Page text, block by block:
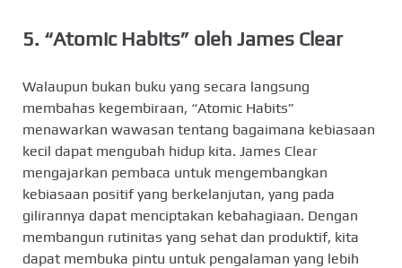
5. “Atomic Habits” oleh James Clear
Walaupun bukan buku yang secara langsung
membahas kegembiraan, “Atomic Habits”
menawarkan wawasan tentang bagaimana kebiasaan
kecil dapat mengubah hidup kita. James Clear
mengajarkan pembaca untuk mengembangkan
kebiasaan positif yang berkelanjutan, yang pada
gilirannya dapat menciptakan kebahagiaan. Dengan
membangun rutinitas yang sehat dan produktif, kita
dapat membuka pintu untuk pengalaman yang lebih